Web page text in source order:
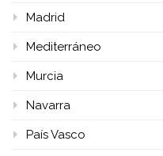
Madrid
Mediterráneo
Murcia
Navarra
País Vasco